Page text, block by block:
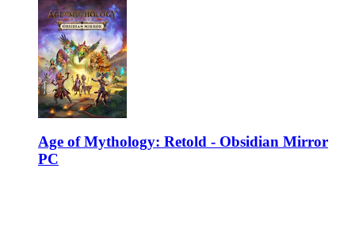
Age of Mythology: Retold - Obsidian Mirror
PC